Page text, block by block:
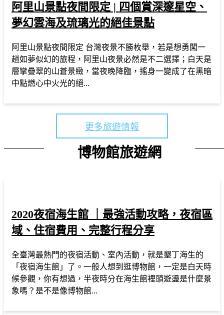
阿里山景點夜間限定 | 四個賞深邃星空、
夢幻雲海及琉璃光的絕佳景點
阿里山景點夜間限定 台灣夜景不勝枚舉，若是想勇闖一
趟如夢似幻的旅程，阿里山夜景必然是不二選擇；白天是
層攣疊翠的山蒼景緻，當夜晚降臨，搖身一變成了在黑暗
中點燃心中火光的絕...
更多旅遊情報
博物館旅遊網
2020夜宿海生館 ｜最強活動攻略，夜宿區
域、住宿費用、完整行程分享
全臺灣最熱門的夜宿活動、室內活動，就是墾丁海生的
「夜宿海生館」了。一般人想到逛博物館，一定是白天時
候參觀，你有想過，半夜時分在海生館裡頭遊盪是什麼景
象嗎？是不是像博物館...